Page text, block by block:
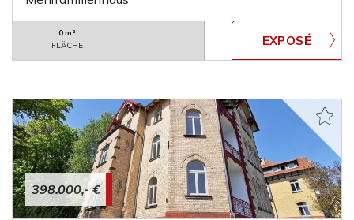
0 m²
FLÄCHE
398.000,- €